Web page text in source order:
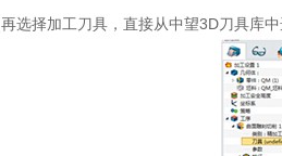
再选择加工刀具，直接从中望3D刀具库